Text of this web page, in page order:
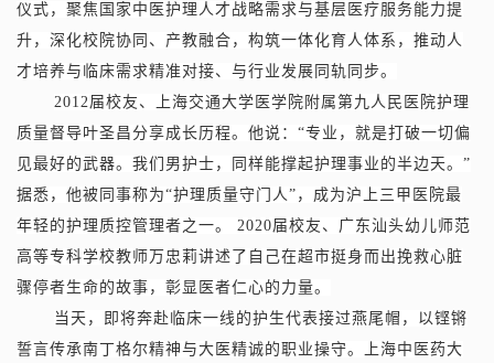
仪式，聚焦国家中医护理人才战略需求与基层医疗服务能力提
升，深化校院协同、产教融合，构筑一体化育人体系，推动人
才培养与临床需求精准对接、与行业发展同轨同步。
2012届校友、上海交通大学医学院附属第九人民医院护理
质量督导叶圣昌分享成长历程。他说：“专业，就是打破一切偏
见最好的武器。我们男护士，同样能撑起护理事业的半边天。”
据悉，他被同事称为“护理质量守门人”，成为沪上三甲医院最
年轻的护理质控管理者之一。 2020届校友、广东汕头幼儿师范
高等专科学校教师万忠莉讲述了自己在超市挺身而出挽救心脏
骤停者生命的故事，彰显医者仁心的力量。
当天，即将奔赴临床一线的护生代表接过燕尾帽，以铿锵
誓言传承南丁格尔精神与大医精诚的职业操守。上海中医药大